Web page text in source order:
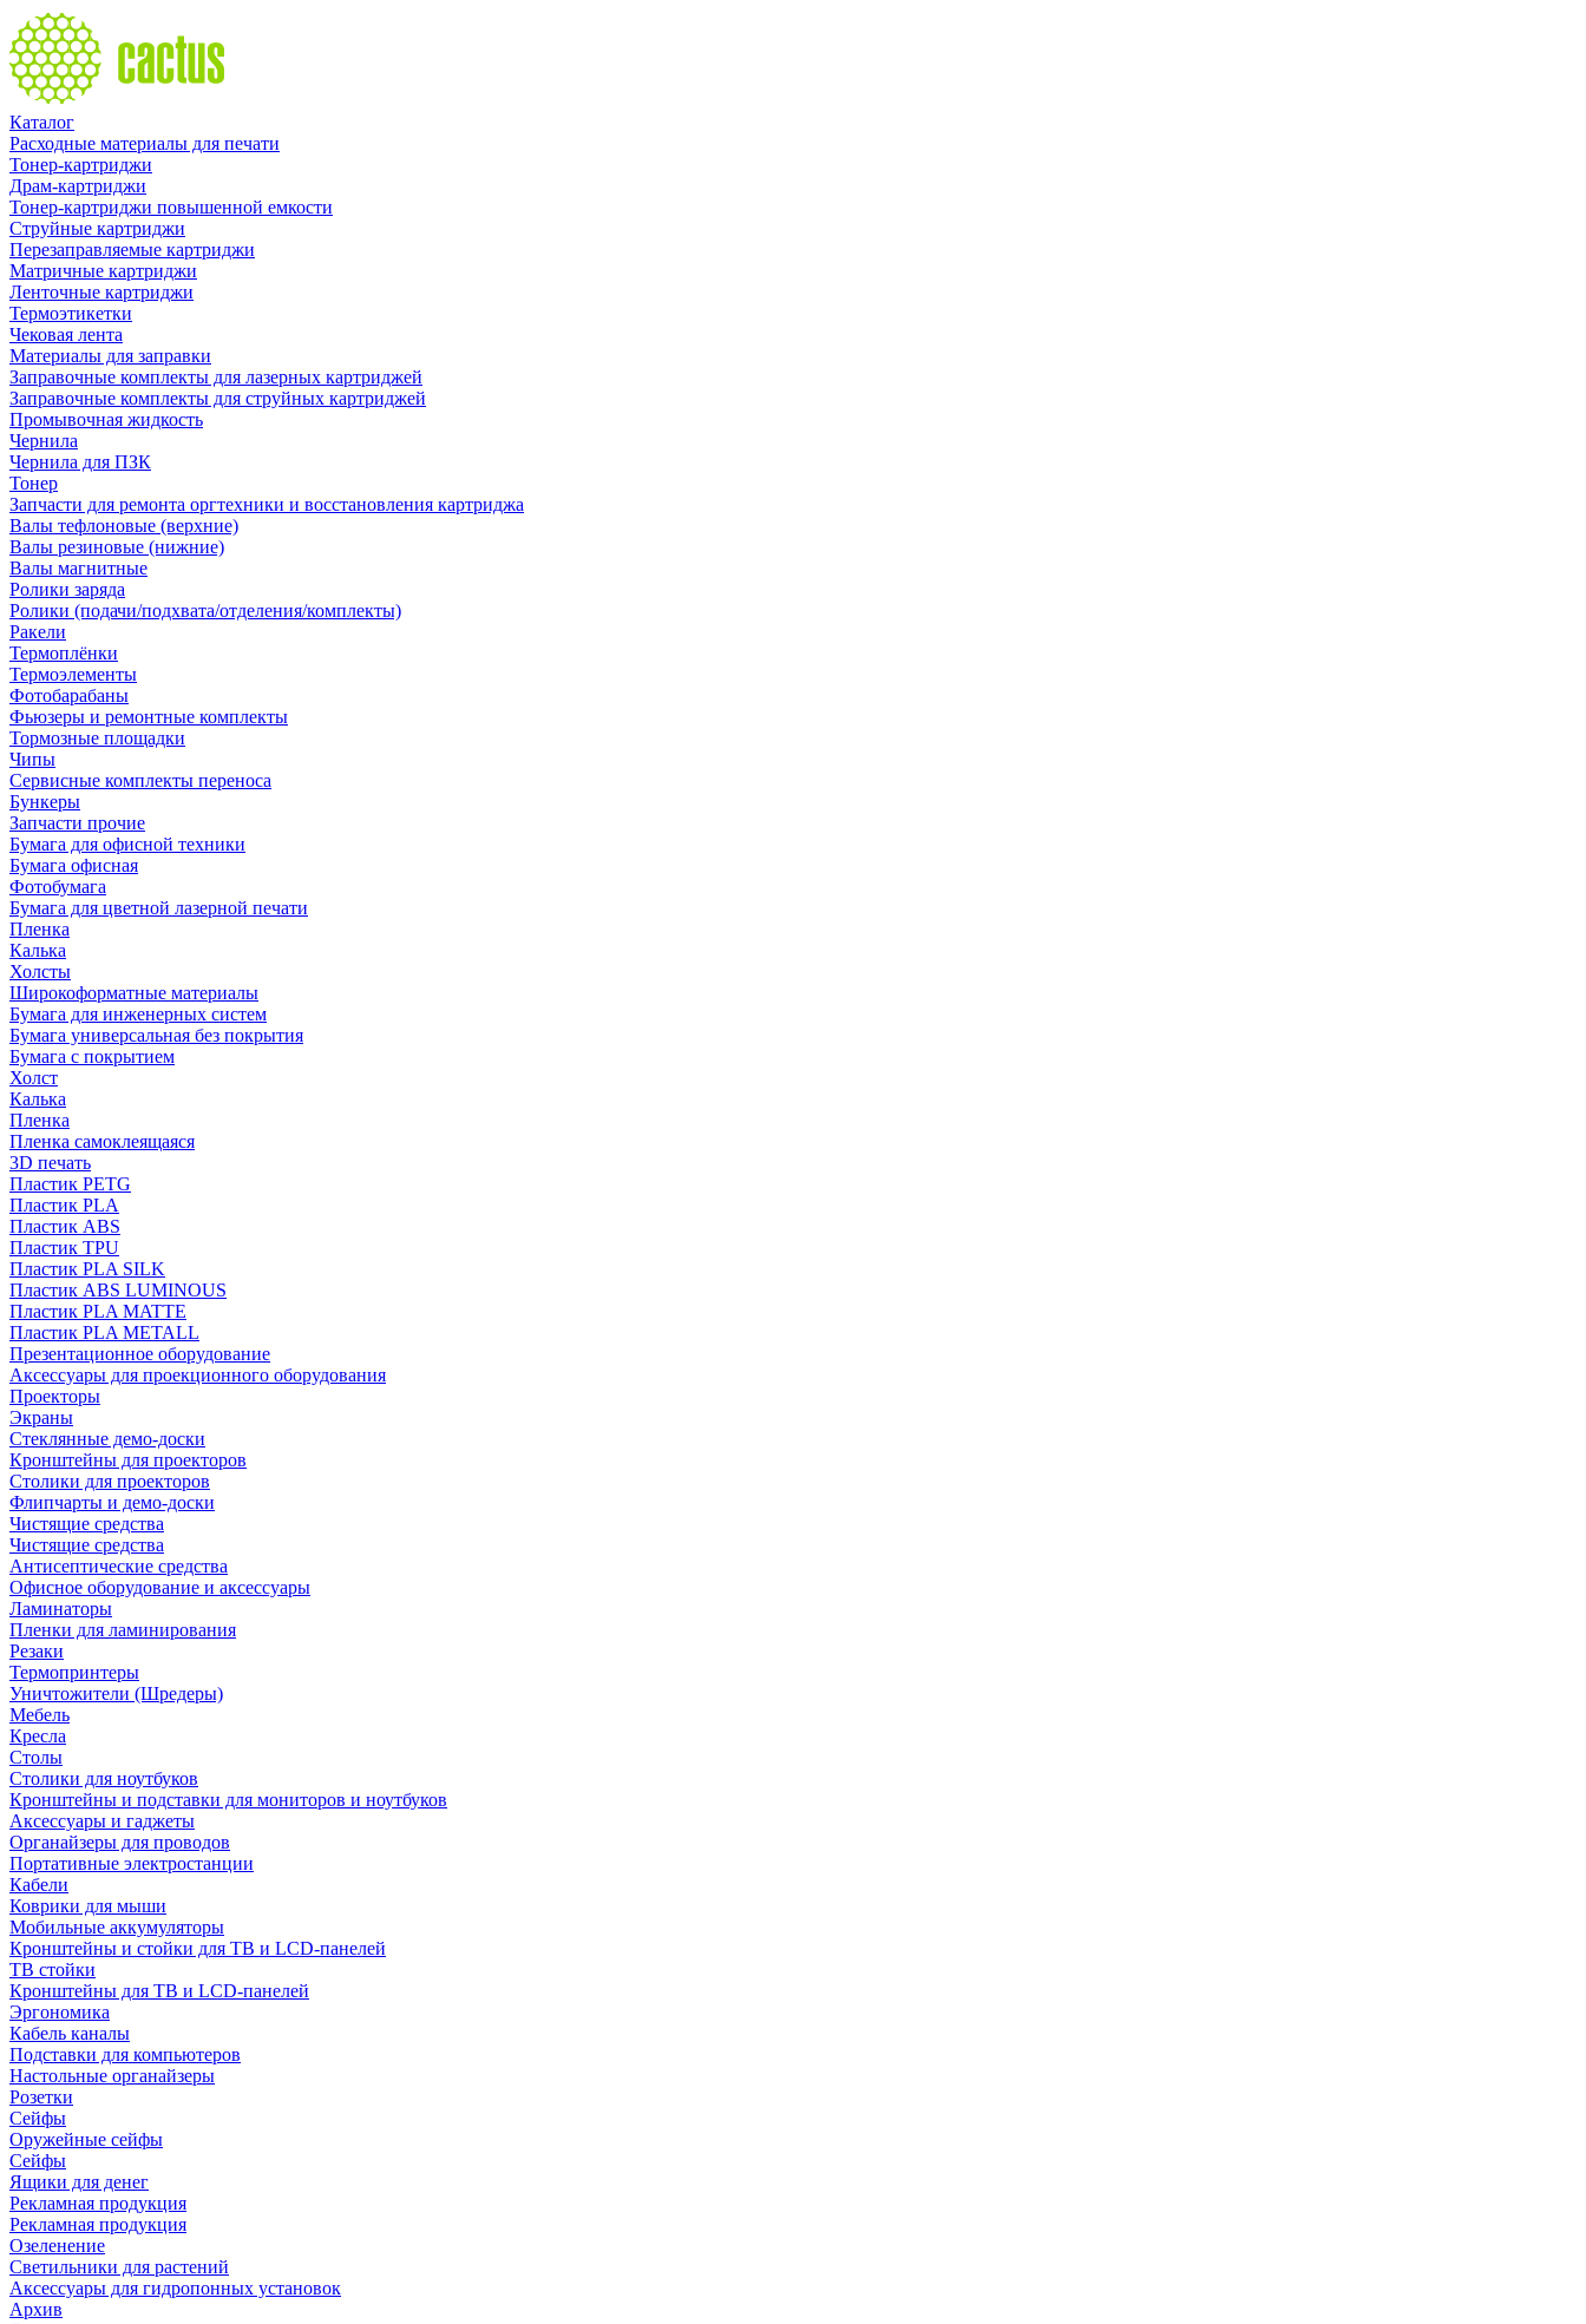
Каталог
Расходные материалы для печати
Тонер-картриджи
Драм-картриджи
Тонер-картриджи повышенной емкости
Струйные картриджи
Перезаправляемые картриджи
Матричные картриджи
Ленточные картриджи
Термоэтикетки
Чековая лента
Материалы для заправки
Заправочные комплекты для лазерных картриджей
Заправочные комплекты для струйных картриджей
Промывочная жидкость
Чернила
Чернила для ПЗК
Тонер
Запчасти для ремонта оргтехники и восстановления картриджа
Валы тефлоновые (верхние)
Валы резиновые (нижние)
Валы магнитные
Ролики заряда
Ролики (подачи/подхвата/отделения/комплекты)
Ракели
Термоплёнки
Термоэлементы
Фотобарабаны
Фьюзеры и ремонтные комплекты
Тормозные площадки
Чипы
Сервисные комплекты переноса
Бункеры
Запчасти прочие
Бумага для офисной техники
Бумага офисная
Фотобумага
Бумага для цветной лазерной печати
Пленка
Калька
Холсты
Широкоформатные материалы
Бумага для инженерных систем
Бумага универсальная без покрытия
Бумага с покрытием
Холст
Калька
Пленка
Пленка самоклеящаяся
3D печать
Пластик PETG
Пластик PLA
Пластик ABS
Пластик TPU
Пластик PLA SILK
Пластик ABS LUMINOUS
Пластик PLA MATTE
Пластик PLA METALL
Презентационное оборудование
Аксессуары для проекционного оборудования
Проекторы
Экраны
Стеклянные демо-доски
Кронштейны для проекторов
Столики для проекторов
Флипчарты и демо-доски
Чистящие средства
Чистящие средства
Антисептические средства
Офисное оборудование и аксессуары
Ламинаторы
Пленки для ламинирования
Резаки
Термопринтеры
Уничтожители (Шредеры)
Мебель
Кресла
Столы
Столики для ноутбуков
Кронштейны и подставки для мониторов и ноутбуков
Аксессуары и гаджеты
Органайзеры для проводов
Портативные электростанции
Кабели
Коврики для мыши
Мобильные аккумуляторы
Кронштейны и стойки для ТВ и LCD-панелей
ТВ стойки
Кронштейны для ТВ и LCD-панелей
Эргономика
Кабель каналы
Подставки для компьютеров
Настольные органайзеры
Розетки
Сейфы
Оружейные сейфы
Сейфы
Ящики для денег
Рекламная продукция
Рекламная продукция
Озеленение
Светильники для растений
Аксессуары для гидропонных установок
Архив